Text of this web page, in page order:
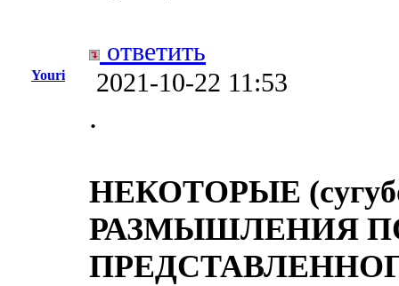
ответить
Youri 2021-10-22 11:53
.
НЕКОТОРЫЕ
РАЗМЫШЛЕНИЯ